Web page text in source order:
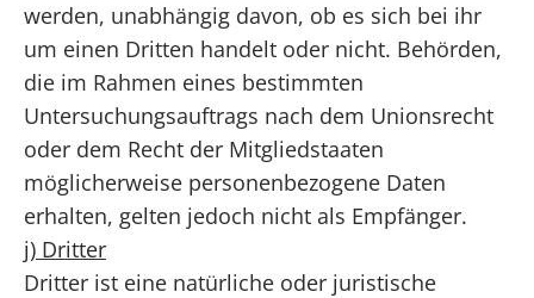
werden, unabhängig davon, ob es sich bei ihr
um einen Dritten handelt oder nicht. Behörden,
die im Rahmen eines bestimmten
Untersuchungsauftrags nach dem Unionsrecht
oder dem Recht der Mitgliedstaaten
möglicherweise personenbezogene Daten
erhalten, gelten jedoch nicht als Empfänger.
j) Dritter
Dritter ist eine natürliche oder juristische